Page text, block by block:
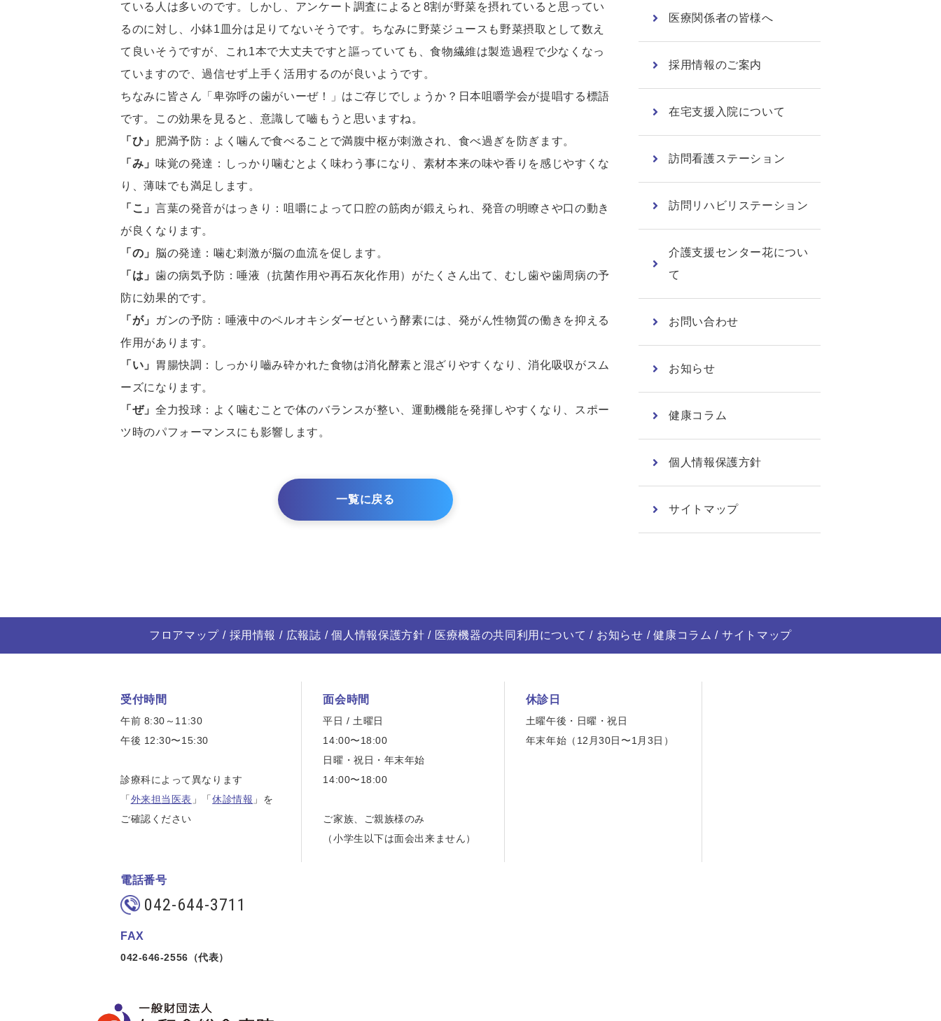
ている人は多いのです。しかし、アンケート調査によると8割が野菜を摂れていると思ってい
るのに対し、小鉢1皿分は足りてないそうです。ちなみに野菜ジュースも野菜摂取として数え
て良いそうですが、これ1本で大丈夫ですと謳っていても、食物繊維は製造過程で少なくなっ
ていますので、過信せず上手く活用するのが良いようです。
ちなみに皆さん「卑弥呼の歯がいーぜ！」はご存じでしょうか？日本咀嚼学会が提唱する標語
です。この効果を見ると、意識して嚙もうと思いますね。
「ひ」 肥満予防：よく噛んで食べることで満腹中枢が刺激され、食べ過ぎを防ぎます。
「み」 味覚の発達：しっかり噛むとよく味わう事になり、素材本来の味や香りを感じやすくな
り、薄味でも満足します。
「こ」 言葉の発音がはっきり：咀嚼によって口腔の筋肉が鍛えられ、発音の明瞭さや口の動き
が良くなります。
「の」
脳の発達：噛む刺激が脳の血流を促します。
「は」 歯の病気予防：唾液（抗菌作用や再石灰化作用）がたくさん出て、むし歯や歯周病の予
防に効果的です。
「が」
ガンの予防：唾液中のペルオキシダーゼという酵素には、発がん性物質の働きを抑える
作用があります。
「い」
胃腸快調：しっかり嚙み砕かれた食物は消化酵素と混ざりやすくなり、消化吸収がスム
ーズになります。
「ぜ」 全力投球：よく噛むことで体のバランスが整い、運動機能を発揮しやすくなり、スポー
ツ時のパフォーマンスにも影響します。
一覧に戻る
医療関係者の皆様へ
採用情報のご案内
在宅支援入院について
訪問看護ステーション
訪問リハビリステーション
介護支援センター花につい
て
お問い合わせ
お知らせ
健康コラム
個人情報保護方針
サイトマップ
フロアマップ 採用情報 広報誌 個人情報保護方針 医療機器の共同利用について お知らせ 健康コラム サイトマップ
受付時間
午前 8:30～11:30
午後 12:30〜15:30
診療科によって異なります
「外来担当医表 」「休診情報 」を
ご確認ください
面会時間
平日 / 土曜日
14:00〜18:00
日曜・祝日・年末年始
14:00〜18:00
ご家族、ご親族様のみ
（小学生以下は面会出来ません）
休診日
土曜午後・日曜・祝日
年末年始（12月30日〜1月3日）
電話番号
042-644-3711
FAX
042-646-2556（代表）